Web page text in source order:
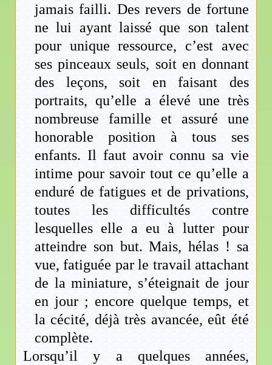
jamais failli. Des revers de fortune
ne lui ayant laissé que son talent
pour unique ressource, c’est avec
ses pinceaux seuls, soit en donnant
des leçons, soit en faisant des
portraits, qu’elle a élevé une très
nombreuse famille et assuré une
honorable position à tous ses
enfants. Il faut avoir connu sa vie
intime pour savoir tout ce qu’elle a
enduré de fatigues et de privations,
toutes les difficultés contre
lesquelles elle a eu à lutter pour
atteindre son but. Mais, hélas ! sa
vue, fatiguée par le travail attachant
de la miniature, s’éteignait de jour
en jour ; encore quelque temps, et
la cécité, déjà très avancée, eût été
complète.
Lorsqu’il y a quelques années,